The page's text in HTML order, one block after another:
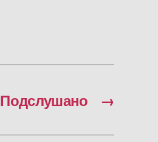
→
Подслушано